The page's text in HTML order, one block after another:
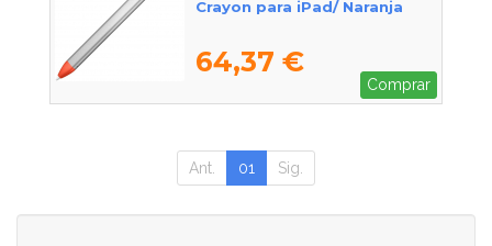
Crayon para iPad/ Naranja
64,37 €
Comprar
Ant. 01 Sig.